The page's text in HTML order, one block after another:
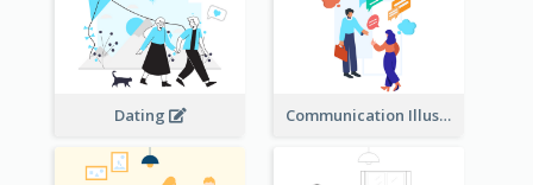
Dating Communication Illustration